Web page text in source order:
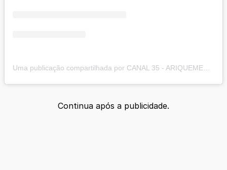
Uma publicação compartilhada por CANAL 35 - ARIQUEMES190.COM.BR (@canal35_ariquemes190.com.br)
Continua após a publicidade.